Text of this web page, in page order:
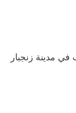
في مدينة زنجبار